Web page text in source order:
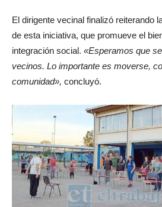
El dirigente vecinal finalizó reiterando
de esta iniciativa, que promueve el
integración social. «Esperamos que
vecinos. Lo importante es moverse,
comunidad», concluyó.